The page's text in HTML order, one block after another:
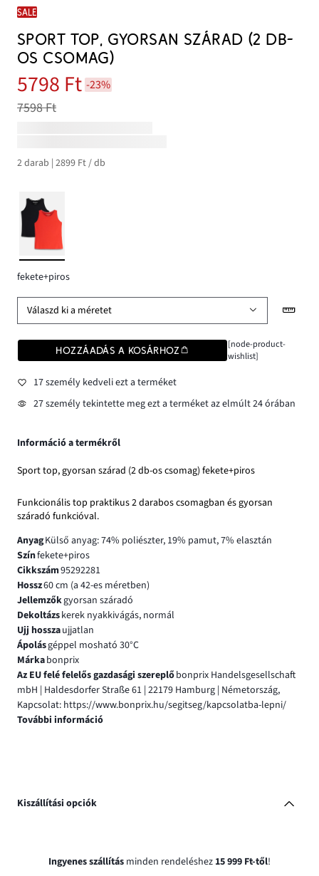
SALE
SPORT TOP, GYORSAN SZÁRAD (2 DB-
OS CSOMAG)
5798 Ft -23%
7598 Ft
2 darab | 2899 Ft / db
fekete+piros
Válaszd ki a méretet
HOZZÁADÁS A KOSÁRHOZ
[node-product-
wishlist]
17 személy kedveli ezt a terméket
27 személy tekintette meg ezt a terméket az elmúlt 24 órában
Információ a termékről
Sport top, gyorsan szárad (2 db-os csomag) fekete+piros
Funkcionális top praktikus 2 darabos csomagban és gyorsan
száradó funkcióval.
AnyagKülső anyag: 74% poliészter, 19% pamut, 7% elasztán
Színfekete+piros
Cikkszám95292281
Hossz60 cm (a 42-es méretben)
Jellemzőkgyorsan száradó
Dekoltázskerek nyakkivágás, normál
Ujj hosszaujjatlan
Ápolásgéppel mosható 30°C
Márkabonprix
Az EU felé felelős gazdasági szereplőbonprix Handelsgesellschaft
mbH | Haldesdorfer Straße 61 | 22179 Hamburg | Németország,
Kapcsolat: https://www.bonprix.hu/segitseg/kapcsolatba-lepni/
További információ
Kiszállítási opciók
Ingyenes szállítás minden rendeléshez 15 999 Ft-től!